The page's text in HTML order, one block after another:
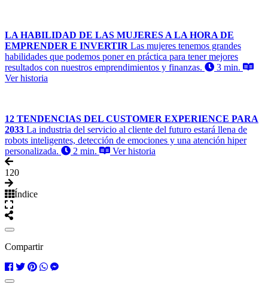
LA HABILIDAD DE LAS MUJERES A LA HORA DE
EMPRENDER E INVERTIR Las mujeres tenemos grandes
habilidades que podemos poner en práctica para tener mejores
resultados con nuestros emprendimientos y finanzas.
3 min.
Ver historia
12 TENDENCIAS DEL CUSTOMER EXPERIENCE PARA
2033 La industria del servicio al cliente del futuro estará llena de
robots inteligentes, detección de emociones y una atención hiper
personalizada.
2 min. Ver historia
1 20
Índice
Compartir